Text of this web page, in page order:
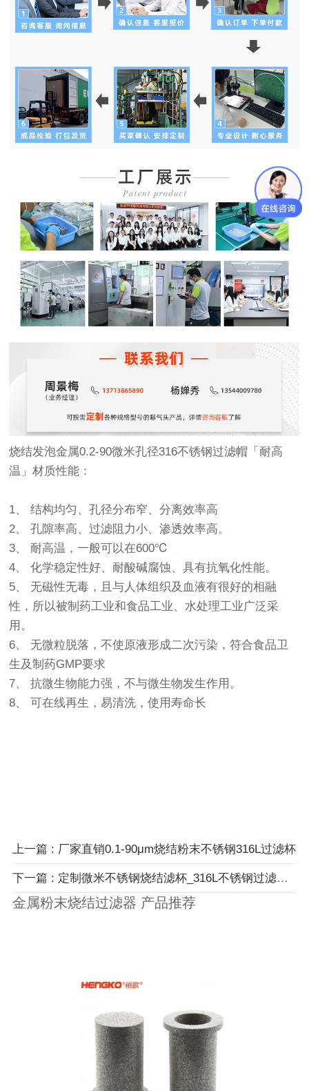
烧结发泡金属0.2-90微米孔径316不锈钢过滤帽「耐高
温」材质性能：
1、 结构均匀、孔径分布窄、分离效率高
2、 孔隙率高、过滤阻力小、渗透效率高。
3、 耐高温，一般可以在600℃
4、 化学稳定性好、耐酸碱腐蚀、具有抗氧化性能。
5、 无磁性无毒，且与人体组织及血液有很好的相融
性，所以被制药工业和食品工业、水处理工业广泛采
用。
6、 无微粒脱落，不使原液形成二次污染，符合食品卫
生及制药GMP要求
7、 抗微生物能力强，不与微生物发生作用。
8、 可在线再生，易清洗，使用寿命长
上一篇 : 厂家直销0.1-90μm烧结粉末不锈钢316L过滤杯
下一篇 : 定制微米不锈钢烧结滤杯_316L不锈钢过滤帽反冲洗工业和液体
金属粉末烧结过滤器 产品推荐